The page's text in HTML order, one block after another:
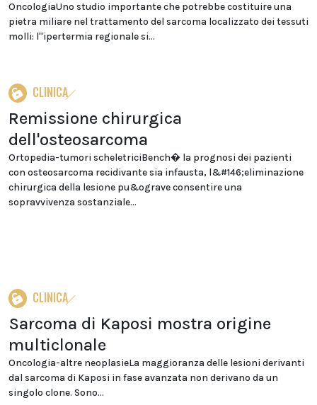
OncologiaUno studio importante che potrebbe costituire una
pietra miliare nel trattamento del sarcoma localizzato dei tessuti
molli: l''ipertermia regionale si...
CLINICA
Remissione chirurgica
dell'osteosarcoma
Ortopedia-tumori scheletriciBench� la prognosi dei pazienti
con osteosarcoma recidivante sia infausta, l&#146;eliminazione
chirurgica della lesione pu&ograve consentire una
sopravvivenza sostanziale...
CLINICA
Sarcoma di Kaposi mostra origine
multiclonale
Oncologia-altre neoplasieLa maggioranza delle lesioni derivanti
dal sarcoma di Kaposi in fase avanzata non derivano da un
singolo clone. Sono...